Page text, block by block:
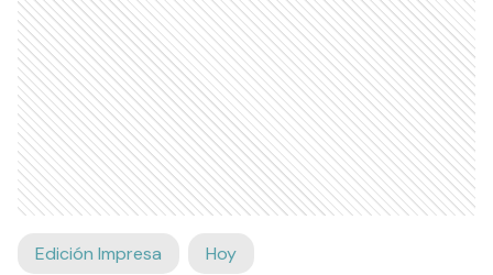
Edición Impresa Hoy